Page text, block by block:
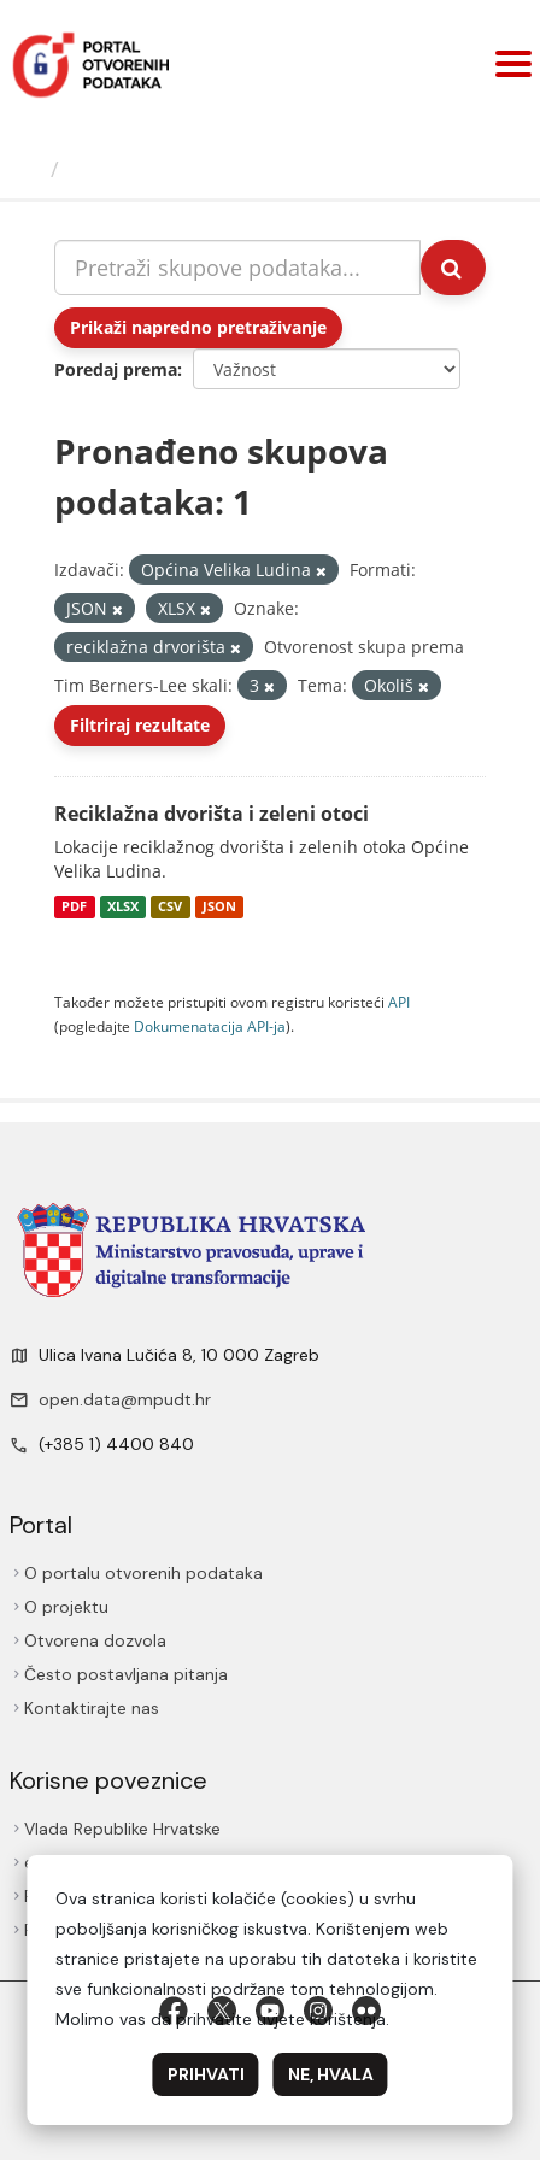
sadržaj
Prikaži napredno pretraživanje
Poredaj prema
Pronađeno skupova
podataka: 1
Izdavači: Općina Velika Ludina
Formati:
JSON
XLSX
Oznake:
reciklažna drvorišta
Otvorenost skupa prema
Tim Berners-Lee skali:
3 Tema:
Okoliš
Filtriraj rezultate
Reciklažna dvorišta i zeleni otoci
Lokacije reciklažnog dvorišta i zelenih otoka Općine
Velika Ludina.
PDF XLSX CSV JSON
Također možete pristupiti ovom registru koristeći API
(pogledajte Dokumenаtаcijа API-jа).